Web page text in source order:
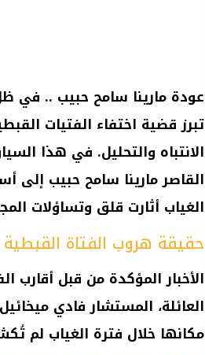
عودة مارينا سامح حبيب .. في
تبرز قضية اختفاء الفتيات
الانتباه والتحليل. في هذا
القاصر مارينا سامح حبيب إلى
الغياب أثارت قلق وتساؤلات
حقيقة هروب الفتاة
الأخبار المؤكدة من قبل أقارب
العائلة، المستشار فادي
مكانها خلال فترة الغياب لم